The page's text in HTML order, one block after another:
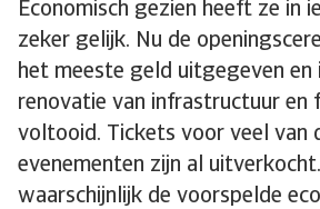
Economisch gezien heeft ze in
zeker gelijk. Nu de
het meeste geld uitgegeven en
renovatie van infrastructuur en
voltooid. Tickets voor veel van
evenementen zijn al
waarschijnlijk de voorspelde